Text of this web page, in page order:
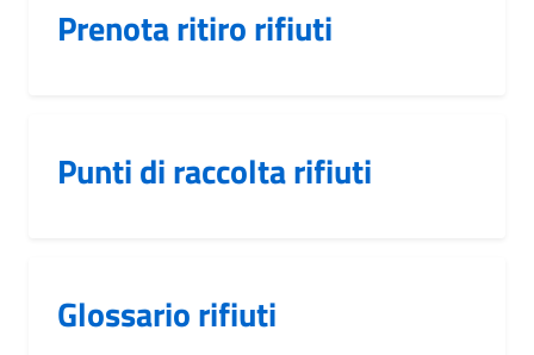
Prenota ritiro rifiuti
Punti di raccolta rifiuti
Glossario rifiuti